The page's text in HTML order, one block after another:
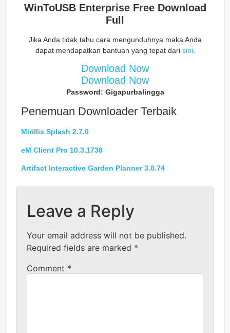
WinToUSB Enterprise Free Download
Full
Jika Anda tidak tahu cara mengunduhnya maka Anda
dapat mendapatkan bantuan yang tepat dari sini.
Download Now
Download Now
Password: Gigapurbalingga
Penemuan Downloader Terbaik
Mirillis Splash 2.7.0
eM Client Pro 10.3.1738
Artifact Interactive Garden Planner 3.8.74
Leave a Reply
Your email address will not be published.
Required fields are marked *
Comment *